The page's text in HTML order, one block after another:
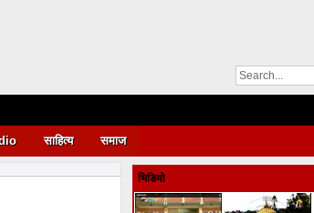
साहित्य समाज
भिडियो